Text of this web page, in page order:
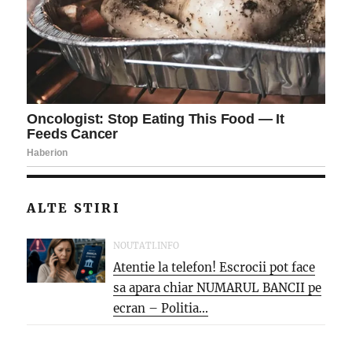
ALTE STIRI
NOUTATI.INFO
Atentie la telefon! Escrocii pot face
sa apara chiar NUMARUL BANCII pe
ecran – Politia...